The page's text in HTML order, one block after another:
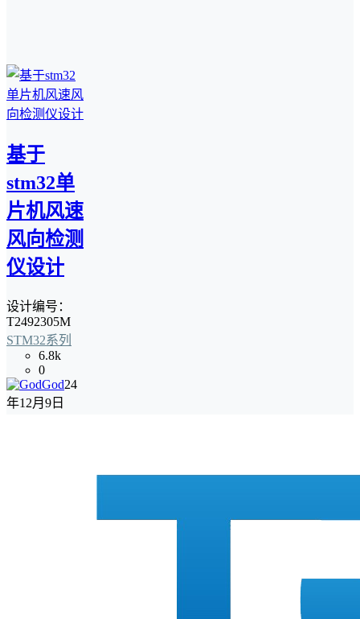
基于
stm32单
片机风速
风向检测
仪设计
设计编号：
T2492305M
STM32系列
6.8k
0
God24
年12月9日